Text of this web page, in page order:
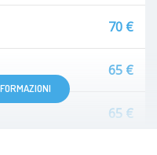
70 €
65 €
65 €